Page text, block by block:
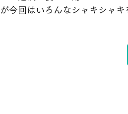
が今回はいろんなシャキシャキ